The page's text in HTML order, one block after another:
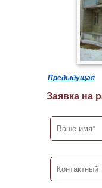
Предыдущая
Заявка на